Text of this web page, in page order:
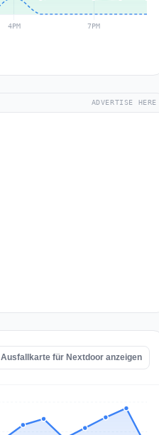
ADVERTISE HERE
Ausfallkarte für Nextdoor anzeigen